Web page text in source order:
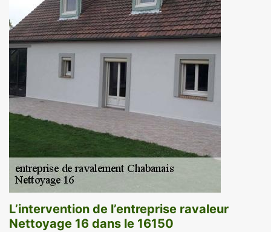
L’intervention de l’entreprise ravaleur
Nettoyage 16 dans le 16150